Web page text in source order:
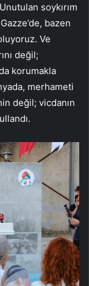
soykırım
bazen
Ve
değil;
korumakla
merhameti
değil; vicdanın